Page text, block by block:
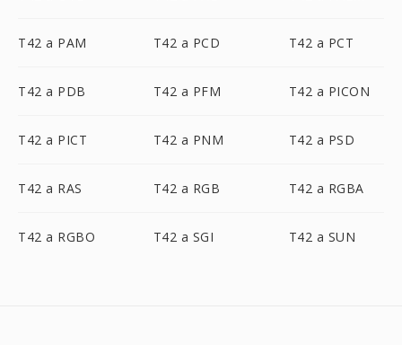
T42 a PAM T42 a PCD T42 a PCT
T42 a PDB T42 a PFM T42 a PICON
T42 a PICT T42 a PNM T42 a PSD
T42 a RAS T42 a RGB T42 a RGBA
T42 a RGBO T42 a SGI T42 a SUN